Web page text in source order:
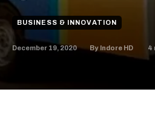
BUSINESS & INNOVATION
December 19, 2020 By Indore HD 4